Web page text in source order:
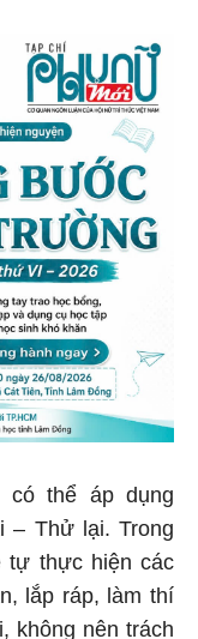
thể áp dụng
– Thử lại. Trong
tự thực hiện các
lắp ráp, làm thí
không nên trách